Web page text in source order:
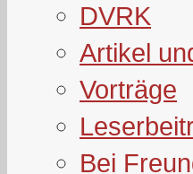
DVRK
Artikel
Vorträge
Bei